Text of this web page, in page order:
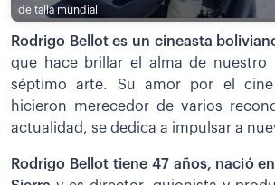
de talla mundial
Rodrigo Bellot es un cineasta
que hace brillar el alma de nuestro
séptimo arte. Su amor por el
hicieron merecedor de varios
actualidad, se dedica a impulsar a
Rodrigo Bellot tiene 47 años, nació